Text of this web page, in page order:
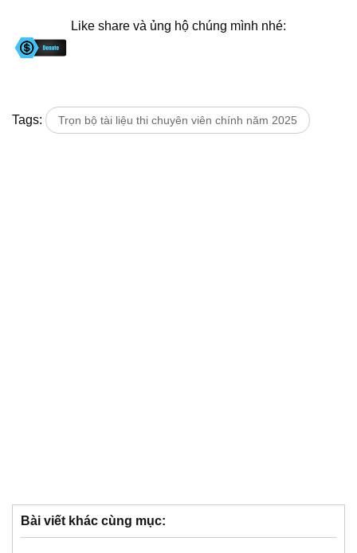
Like share và ủng hộ chúng mình nhé:
Tags: Trọn bộ tài liệu thi chuyên viên chính năm 2025
Bài viết khác cùng mục: